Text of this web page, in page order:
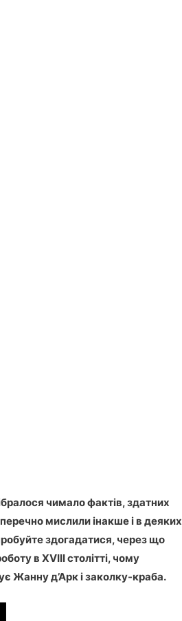
чимало фактів, здатних
мислили інакше і в деяких
здогадатися, через що
в XVIII столітті, чому
Жанну д’Арк і заколку-краба.